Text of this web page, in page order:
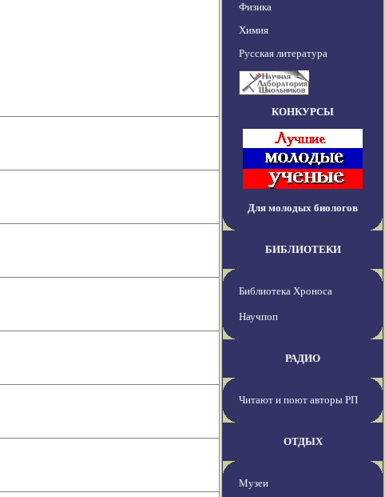
Физика
Химия
Русская литература
КОНКУРСЫ
Для молодых биологов
БИБЛИОТЕКИ
Библиотека Хроноса
Научпоп
РАДИО
Читают и поют авторы РП
ОТДЫХ
Музеи